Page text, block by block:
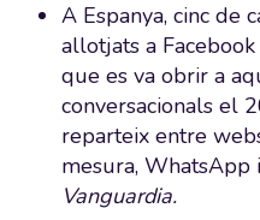
A Espanya, cinc de
allotjats a
que es va obrir a
conversacionals el
reparteix entre
mesura, WhatsApp
Vanguardia.